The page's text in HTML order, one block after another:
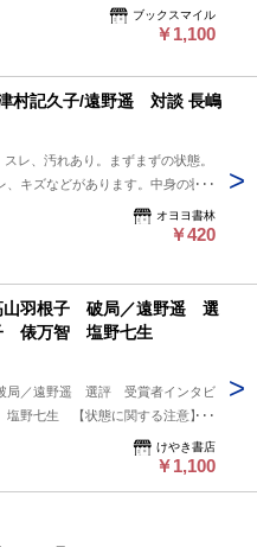
ブックスマイル
￥1,100
村記久子/遠野遥 対談 長嶋
レ、汚れあり。まずまずの状態。
、キズなどがあります。中身の状態
オヨヨ書林
￥420
山羽根子 破局／遠野遥 選
俵万智 塩野七生
局／遠野遥 選評 受賞者インタビ
野七生 【状態に関する注意】け
状態に関わらず「中古品（並）」と
の古本屋」は６段階の「状態」表記
不可能な）為、状態欄の「中古品
けやき書店
￥1,100